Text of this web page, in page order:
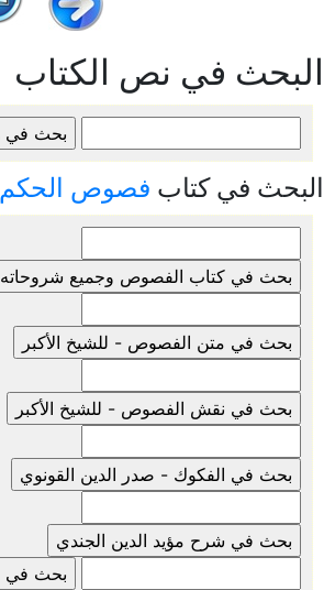
البحث في نص الكتاب
البحث في كتاب فصوص الحكم